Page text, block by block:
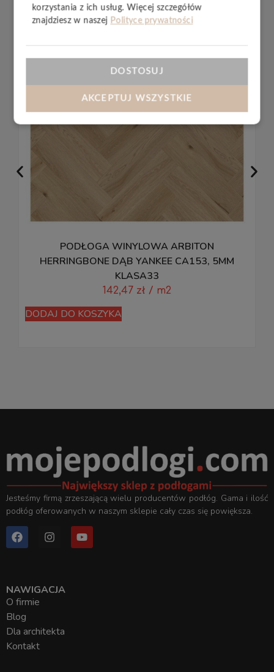
PODŁOGA WINYLOWA ARBITON
HERRINGBONE DĄB YANKEE CA153, 5MM
KLASA33
142,47 zł / m2
DODAJ DO KOSZYKA
Jesteśmy firmą zrzeszającą wielu producentów podłóg. Gama i ilość
podłóg oferowanych w naszym sklepie cały czas się powiększa.
NAWIGACJA
O firmie
Blog
Dla architekta
Kontakt
korzystania z ich usług. Więcej szczegółów
znajdziesz w naszej Polityce prywatności
DOSTOSUJ
AKCEPTUJ WSZYSTKIE